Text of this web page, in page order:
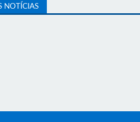
NOTÍCIAS